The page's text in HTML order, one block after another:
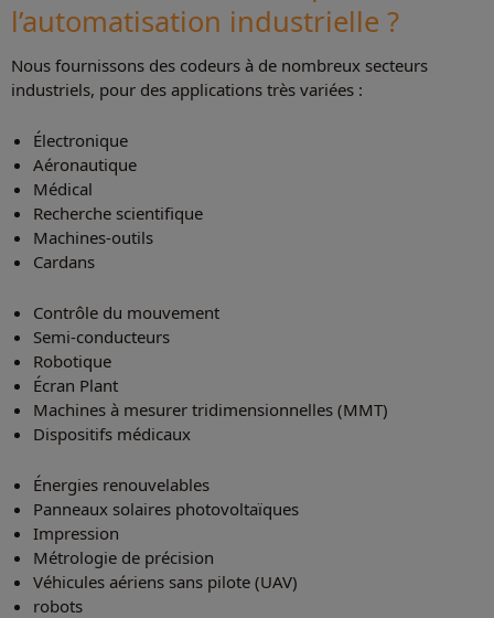
l’automatisation industrielle ?
Nous fournissons des codeurs à de nombreux secteurs
industriels, pour des applications très variées :
Électronique
Aéronautique
Médical
Recherche scientifique
Machines-outils
Cardans
Contrôle du mouvement
Semi-conducteurs
Robotique
Écran Plant
Machines à mesurer tridimensionnelles (MMT)
Dispositifs médicaux
Énergies renouvelables
Panneaux solaires photovoltaïques
Impression
Métrologie de précision
Véhicules aériens sans pilote (UAV)
robots